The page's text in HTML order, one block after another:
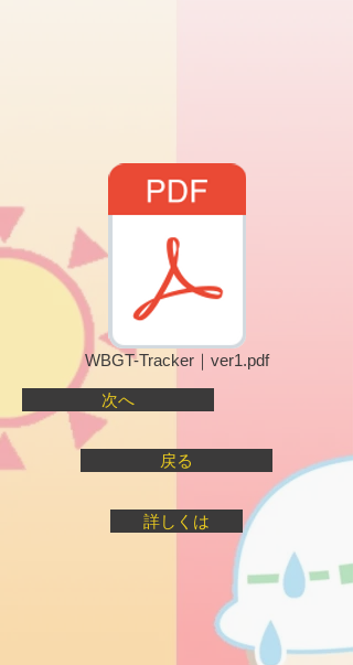
WBGT-Tracker｜ver1.pdf
次へ
戻る
詳しくは